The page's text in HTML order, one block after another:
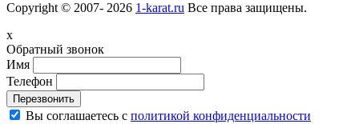
Copyright © 2007- 2026 1-karat.ru Все права защищены.
x
Обратный звонок
Имя
Телефон
Перезвонить
Вы соглашаетесь с политикой конфиденциальности